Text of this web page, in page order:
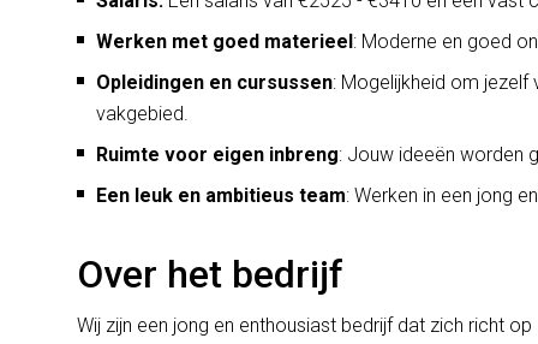
Werken met goed materieel: Moderne en goed
Opleidingen en cursussen: Mogelijkheid om jezelf
vakgebied.
Ruimte voor eigen inbreng: Jouw ideeën worden
Een leuk en ambitieus team: Werken in een jong
Over het bedrijf
Wij zijn een jong en enthousiast bedrijf dat zich richt